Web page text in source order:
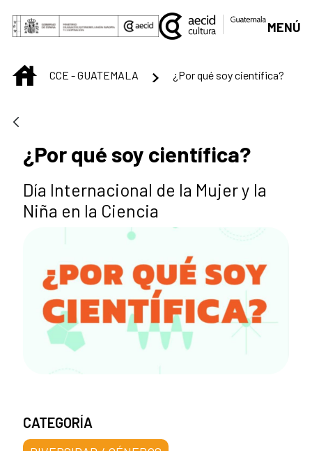
Saltar al contenido principal
MENÚ
INICIOCCE - GUATEMALA ¿Por qué soy científica?
¿Por qué soy científica?
Día Internacional de la Mujer y la
Niña en la Ciencia
CATEGORÍA